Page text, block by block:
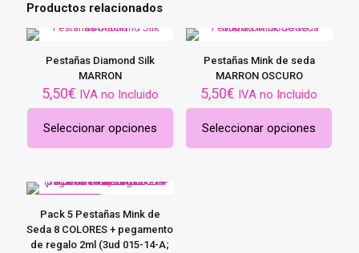
Productos relacionados
Pestañas Diamond Silk
MARRON
5,50€ IVA no Incluido
Seleccionar opciones
Este
producto
múltiples
variantes.
Las
opciones
se
Pestañas Mink de seda
MARRON OSCURO
5,50€ IVA no Incluido
Seleccionar opciones
Este
producto
Pack 5 Pestañas Mink de
Seda 8 COLORES + pegamento
de regalo 2ml (3ud 015-14-A;